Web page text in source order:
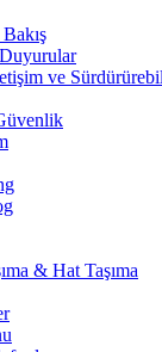
ve
& Hat Taşıma